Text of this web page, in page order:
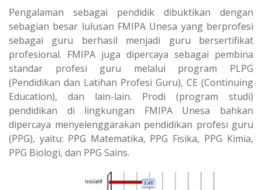
Pengalaman sebagai pendidik dibuktikan dengan
sebagian besar lulusan FMIPA Unesa yang berprofesi
sebagai guru berhasil menjadi guru bersertifikat
profesional. FMIPA juga dipercaya sebagai pembina
standar profesi guru melalui program PLPG
(Pendidikan dan Latihan Profesi Guru), CE (Continuing
Education), dan lain-lain. Prodi (program studi)
pendidikan di lingkungan FMIPA Unesa bahkan
dipercaya menyelenggarakan pendidikan profesi guru
(PPG), yaitu: PPG Matematika, PPG Fisika, PPG Kimia,
PPG Biologi, dan PPG Sains.